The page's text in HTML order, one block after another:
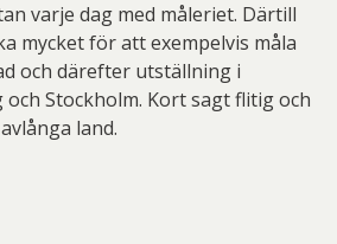
varje dag med måleriet. Därtill
mycket för att exempelvis måla
och därefter utställning i
och Stockholm. Kort sagt flitig och
land.